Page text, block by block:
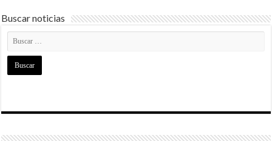
Buscar noticias